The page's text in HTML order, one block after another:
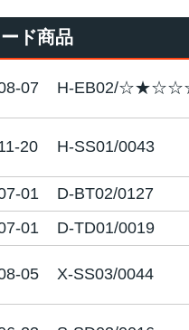
ド商品
07 H-EB02/
20 H-SS01/0043
01
D-BT02/0127
01
D-TD01/0019
05 X-SS03/0044